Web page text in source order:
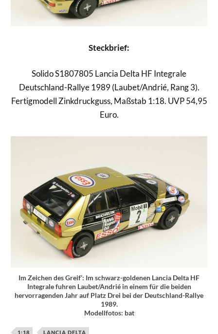
Steckbrief:
Solido S1807805 Lancia Delta HF Integrale
Deutschland-Rallye 1989 (Laubet/Andrié, Rang 3).
Fertigmodell Zinkdruckguss, Maßstab 1:18. UVP 54,95
Euro.
Im Zeichen des Greif’: Im schwarz-goldenen Lancia Delta HF
Integrale fuhren Laubet/Andrié in einem für die beiden
hervorragenden Jahr auf Platz Drei bei der Deutschland-Rallye
1989.
Modellfotos: bat
1:18 LANCIA DELTA